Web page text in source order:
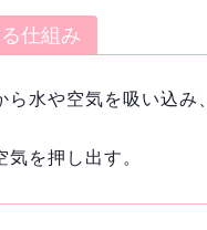
仕組み
ら水や空気を吸い込み
を押し出す。